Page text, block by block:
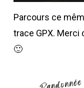
Parcours ce
trace GPX.
🙂